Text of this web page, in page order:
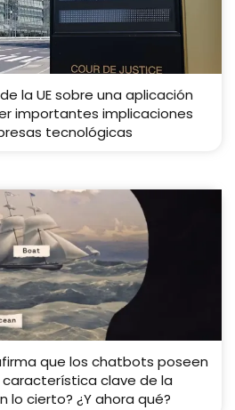
la UE sobre una aplicación
importantes implicaciones
tecnológicas
que los chatbots poseen
clave de la
lo cierto? ¿Y ahora qué?